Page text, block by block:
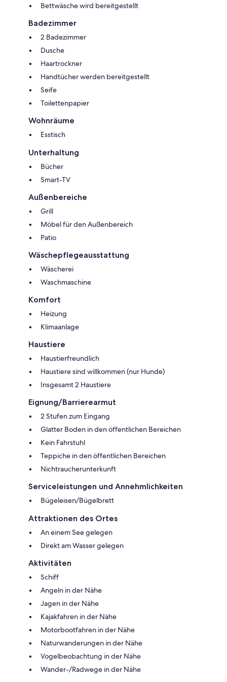
Bettwäsche wird bereitgestellt
Badezimmer
2 Badezimmer
Dusche
Haartrockner
Handtücher werden bereitgestellt
Seife
Toilettenpapier
Wohnräume
Esstisch
Unterhaltung
Bücher
Smart-TV
Außenbereiche
Grill
Möbel für den Außenbereich
Patio
Wäschepflegeausstattung
Wäscherei
Waschmaschine
Komfort
Heizung
Klimaanlage
Haustiere
Haustierfreundlich
Haustiere sind willkommen (nur Hunde)
Insgesamt 2 Haustiere
Eignung/Barrierearmut
2 Stufen zum Eingang
Glatter Boden in den öffentlichen Bereichen
Kein Fahrstuhl
Teppiche in den öffentlichen Bereichen
Nichtraucherunterkunft
Serviceleistungen und Annehmlichkeiten
Bügeleisen/Bügelbrett
Attraktionen des Ortes
An einem See gelegen
Direkt am Wasser gelegen
Aktivitäten
Schiff
Angeln in der Nähe
Jagen in der Nähe
Kajakfahren in der Nähe
Motorbootfahren in der Nähe
Naturwanderungen in der Nähe
Vogelbeobachtung in der Nähe
Wander-/Radwege in der Nähe